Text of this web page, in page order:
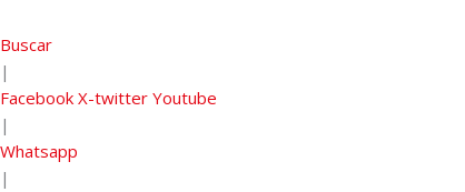
Buscar
|
Facebook X-twitter Youtube
|
Whatsapp
|